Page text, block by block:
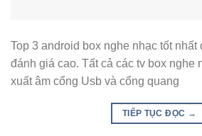
Top 3 android box nghe nhạc tốt
đánh giá cao. Tất cả các tv box nghe
xuất âm cổng Usb và cổng quang
TIẾP TỤC ĐỌC →